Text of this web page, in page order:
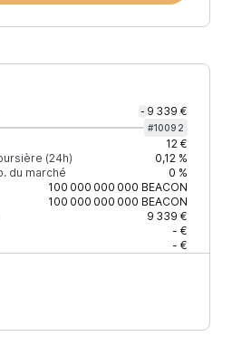
- 9 339 €
#10092
12 €
(24h)
0,12 %
du marché
0 %
100 000 000 000 BEACON
100 000 000 000 BEACON
9 339 €
- €
- €